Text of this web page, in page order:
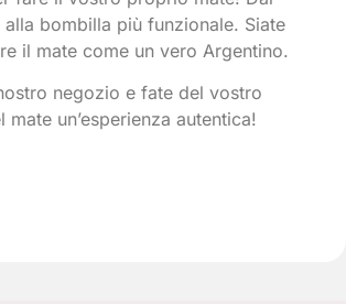
bombilla più funzionale. Siate
il mate come un vero Argentino.
negozio e fate del vostro
mate un’esperienza autentica!